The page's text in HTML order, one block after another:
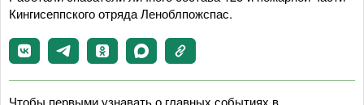
Кингисеппского отряда Леноблпожспас.
Чтобы первыми узнавать о главных событиях в